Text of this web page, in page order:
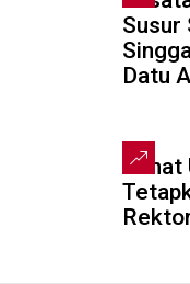
Susur
Datu